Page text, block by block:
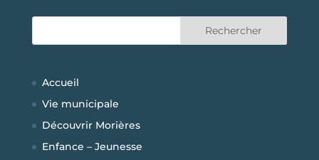
Accueil
Vie municipale
Découvrir Morières
Enfance – Jeunesse